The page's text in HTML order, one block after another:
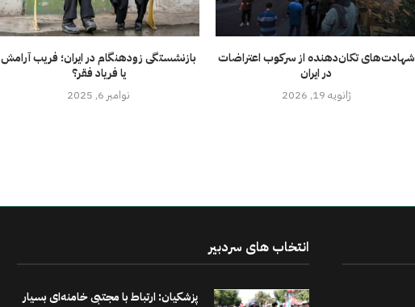
بازنشستگی زودهنگام در ایران؛ فریب آرامش
یا فریاد فقر؟
نوامبر 6, 2025
شهادت‌های تکان‌دهنده از سرکوب اعتراضات
در ایران
ژانویه 19, 2026
انتخاب های سردبیر
پزشکیان: ارتباط با مجتبی خامنه‌ای بسیار